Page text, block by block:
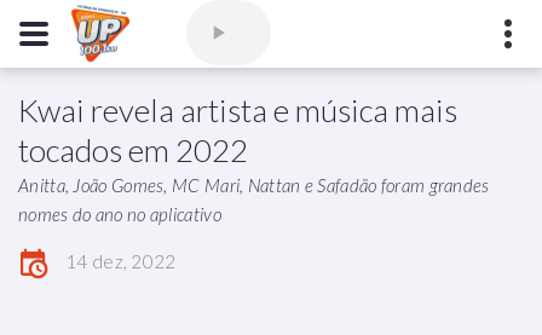
Comercial(77) 3421-3710 ,
Ouvintes
Kwai revela artista e música mais
tocados em 2022
Anitta, João Gomes, MC Mari, Nattan e Safadão foram grandes
nomes do ano no aplicativo
14 dez, 2022